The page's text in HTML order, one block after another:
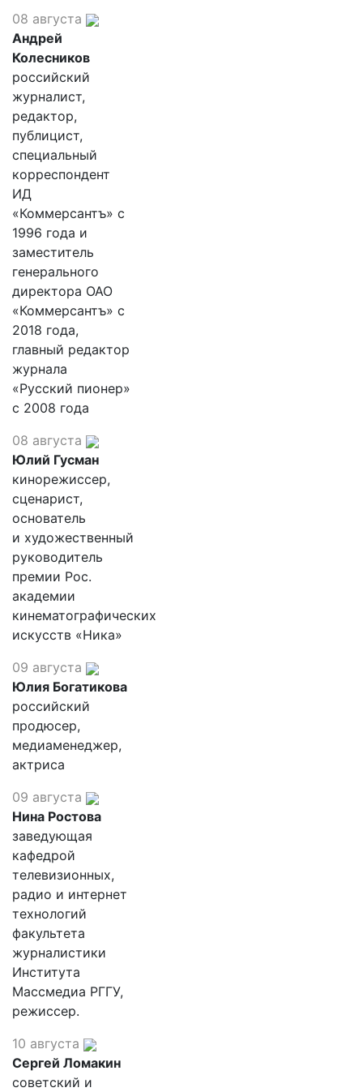
08 августа
Андрей
Колесников
российский
журналист,
редактор,
публицист,
специальный
корреспондент
ИД
«Коммерсантъ» с
1996 года и
заместитель
генерального
директора ОАО
«Коммерсантъ» с
2018 года,
главный редактор
журнала
«Русский пионер»
с 2008 года
08 августа
Юлий Гусман
кинорежиссер,
сценарист,
основатель
и художественный
руководитель
премии Рос.
академии
кинематографических
искусств «Ника»
09 августа
Юлия Богатикова
российский
продюсер,
медиаменеджер,
актриса
09 августа
Нина Ростова
заведующая
кафедрой
телевизионных,
радио и интернет
технологий
факультета
журналистики
Института
Массмедиа РГГУ,
режиссер.
10 августа
Сергей Ломакин
советский и